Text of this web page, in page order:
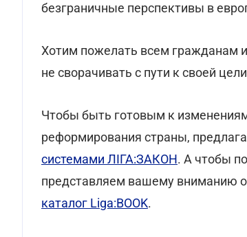
безграничные перспективы в
Хотим пожелать всем гражданам
не сворачивать с пути к своей
Чтобы быть готовым к
реформирования страны,
системами ЛІГА:ЗАКОН. А чтобы
представляем вашему вниманию
каталог Liga:BOOK.